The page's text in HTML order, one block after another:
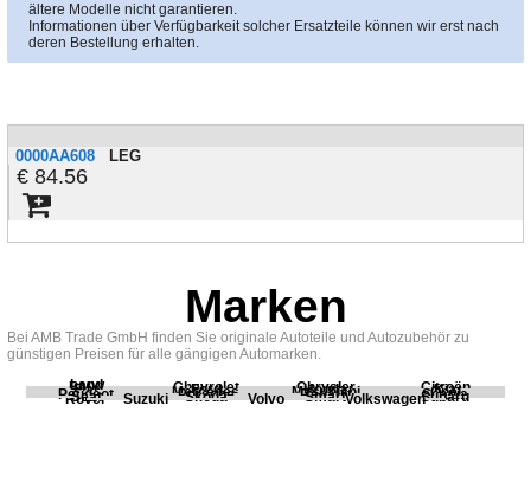
ältere Modelle nicht garantieren.
Informationen über Verfügbarkeit solcher Ersatzteile können wir erst nach
deren Bestellung erhalten.
0000AA608 LEG
84.56
Marken
Bei AMB Trade GmbH finden Sie originale Autoteile und Autozubehör zu
günstigen Preisen für alle gängigen Automarken.
BMW
Chevrolet Chrysler Citroën
Fiat Ford Honda Kia
Land
Rover
Mercedes Mitsubishi Opel
Peugeot Porsche Renault Scania
Seat Skoda Smart Subaru
Suzuki Volvo Volkswagen